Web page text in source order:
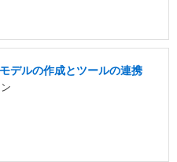
デルの作成とツールの連携